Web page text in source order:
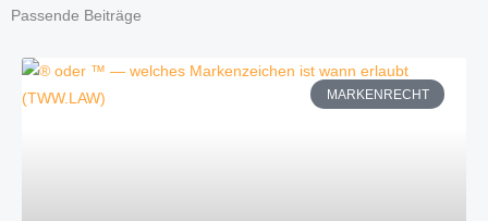
Passende Beiträge
MARKENRECHT